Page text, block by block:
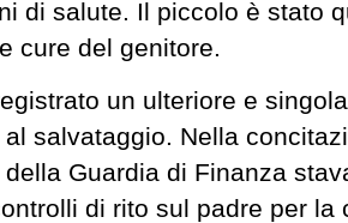
di salute. Il piccolo è stato
cure del genitore.
un ulteriore e
salvataggio. Nella
Guardia di Finanza
di rito sul padre per la